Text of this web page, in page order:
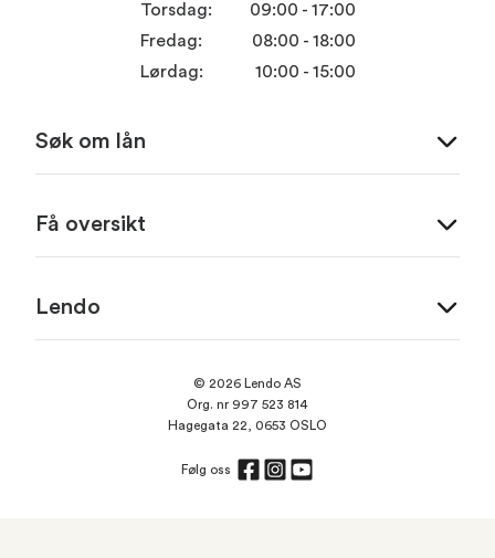
Torsdag:
09:00 - 17:00
Fredag:
08:00 - 18:00
Lørdag:
10:00 - 15:00
Søk om lån
Få oversikt
Lendo
© 2026 Lendo AS
Org. nr 997 523 814
Hagegata 22, 0653 OSLO
Følg oss